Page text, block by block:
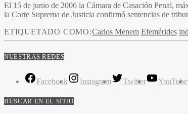
El 15 de junio de 2006 la Cámara de Casación Penal,
la Corte Suprema de Justicia confirmó sentencias de
ETIQUETADO COMO:Carlos Menem Efemérides
NUESTRAS REDES
Facebook Instagram Twitter YouTube
BUSCAR EN EL SITIO